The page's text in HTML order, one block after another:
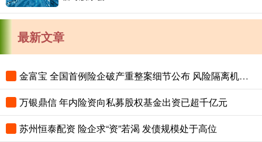
最新文章
金富宝 全国首例险企破产重整案细节公布 风险隔离机制保障保单债权人权益
万银鼎信 年内险资向私募股权基金出资已超千亿元
苏州恒泰配资 险企求“资”若渴 发债规模处于高位